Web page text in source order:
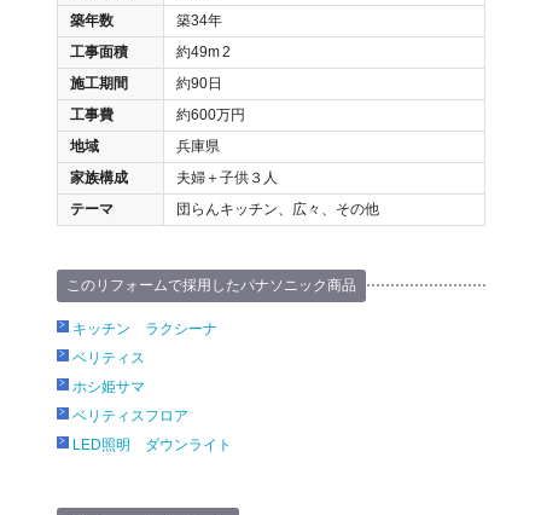
築年数
築34年
工事面積
約49m2
施工期間
約90日
工事費
約600万円
地域
兵庫県
家族構成
夫婦＋子供３人
テーマ
団らんキッチン、広々、その他
このリフォームで採用したパナソニック商品
キッチン ラクシーナ
ベリティス
ホシ姫サマ
ベリティスフロア
LED照明 ダウンライト